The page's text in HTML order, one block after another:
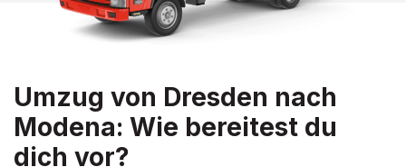
Umzug von Dresden nach
Modena: Wie bereitest du
dich vor?